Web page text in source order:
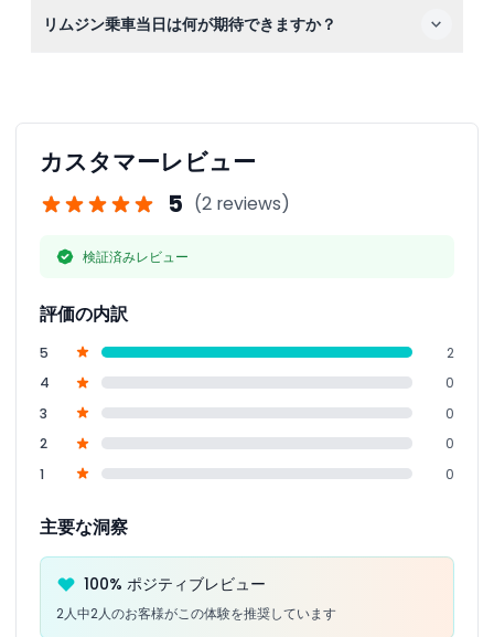
迎に理想的で、豪華さと広々とした快適さをグループに提
リムジン乗車当日は何が期待できますか？
カスタマーレビュー
5 (2 reviews)
検証済みレビュー
評価の内訳
5
2
4
0
3
0
2
0
1
0
主要な洞察
100% ポジティブレビュー
2人中2人のお客様がこの体験を推奨しています